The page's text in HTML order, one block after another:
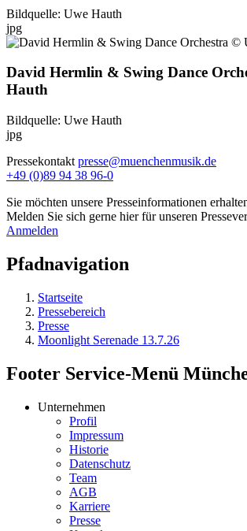
Bildquelle: Uwe Hauth
jpg
David Hermlin & Swing Dance
Hauth
Bildquelle: Uwe Hauth
jpg
Pressekontakt presse@muenchenmusik.de
+49 (0)89 94 38 96-0
Sie möchten unsere Presseinformationen
Melden Sie sich gerne hier für unseren
Anmelden
Pfadnavigation
Startseite
Pressebereich
Presse
Moonlight Serenade 13.7.26
Footer Service-Menü
Unternehmen
Profil
Impressum
Historie
Datenschutz
Team
AGB
Karriere
Presse